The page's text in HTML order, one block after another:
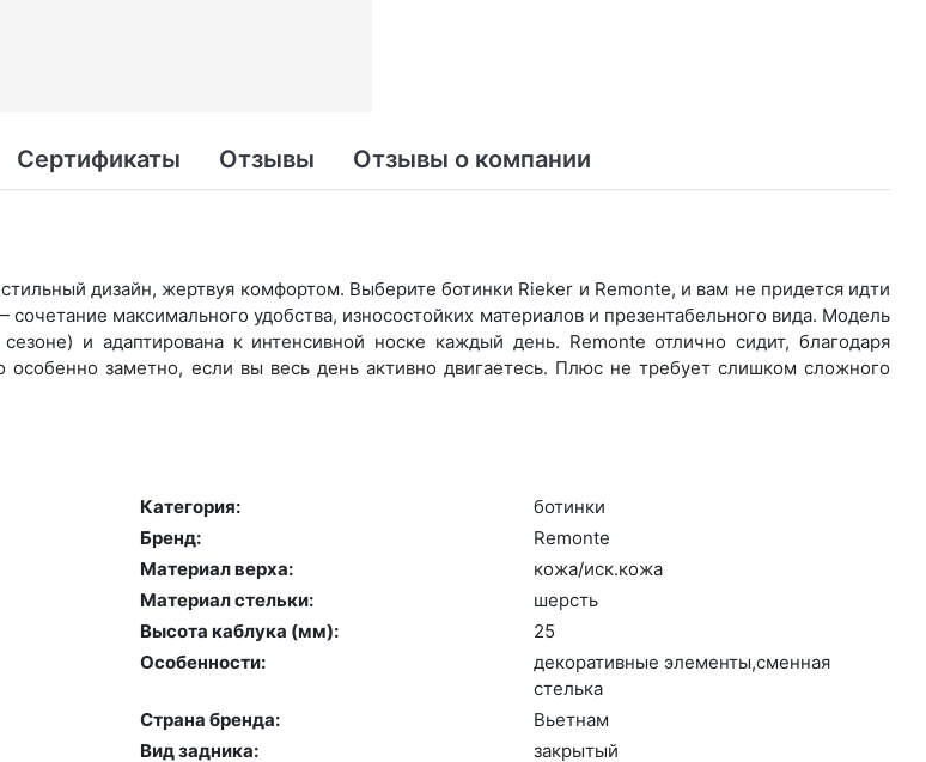
Сертификаты Отзывы Отзывы о компании
дизайн, жертвуя комфортом. Выберите бо­тин­ки Rieker и Remonte, и вам не придется идти
максимального удобства, износостойких материалов и презентабельного вида. Модель
и адаптирована к интенсивной носке каждый день. Re­mon­te отлично сидит, благодаря
заметно, если вы весь день активно двигаетесь. Плюс не требует слишком сложного
Категория:
бо­тин­ки
Бренд:
Re­mon­te
Материал верха:
ко­жа/иск.ко­жа
Материал стельки:
шерсть
Высота каблука (мм):
25
Особенности:
де­кора­тив­ные эле­мен­ты,смен­ная
стель­ка
Страна бренда:
Вь­ет­нам
Вид задника: зак­ры­тый